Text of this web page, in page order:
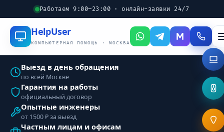
Работаем 9:00–23:00 · онлайн-заявки 24/7
HelpUser
КОМПЬЮТЕРНАЯ ПОМОЩЬ · МОСКВА
Выезд в день обращения
по всей Москве
Гарантия на работы
официальный договор
Опытные инженеры
от 1500 ₽ за выезд
Частным лицам и офисам